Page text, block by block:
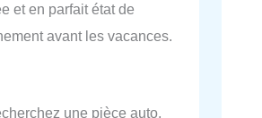
et en parfait état de
avant les vacances.
une pièce auto,